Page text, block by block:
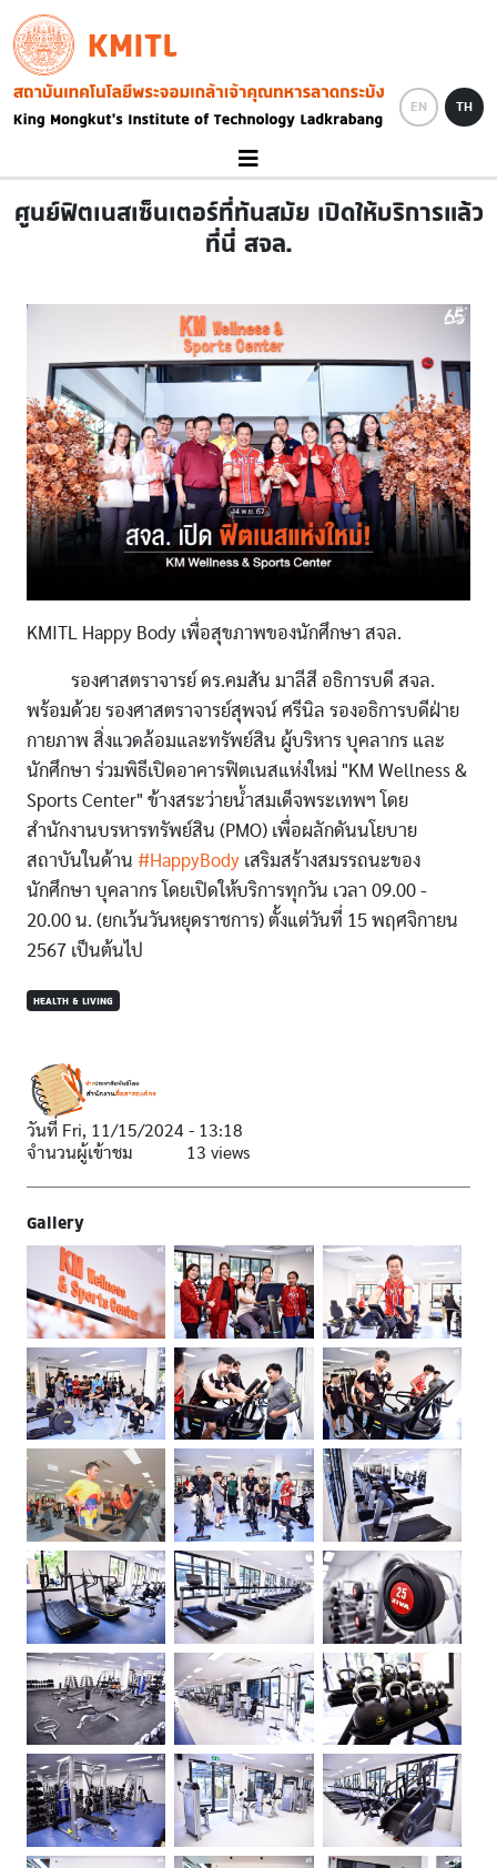
Skip to main content
KMITL
Image
EN TH
ศูนย์ฟิตเนสเซ็นเตอร์ที่ทันสมัย เปิดให้บริการแล้ว
ที่นี่ สจล.
KMITL Happy Body เพื่อสุขภาพของนักศึกษา สจล.
รองศาสตราจารย์ ดร.คมสัน มาลีสี อธิการบดี สจล.
พร้อมด้วย รองศาสตราจารย์สุพจน์ ศรีนิล รองอธิการบดีฝ่าย
กายภาพ สิ่งแวดล้อมและทรัพย์สิน ผู้บริหาร บุคลากร และ
นักศึกษา ร่วมพิธีเปิดอาคารฟิตเนสแห่งใหม่ "KM Wellness &
Sports Center" ข้างสระว่ายน้ำสมเด็จพระเทพฯ โดย
สำนักงานบรหารทรัพย์สิน (PMO) เพื่อผลักดันนโยบาย
สถาบันในด้าน #HappyBody เสริมสร้างสมรรถนะของ
นักศึกษา บุคลากร โดยเปิดให้บริการทุกวัน เวลา 09.00 -
20.00 น. (ยกเว้นวันหยุดราชการ) ตั้งแต่วันที่ 15 พฤศจิกายน
2567 เป็นต้นไป
HEALTH & LIVING
วันที่ Fri, 11/15/2024 - 13:18
จำนวนผู้เข้าชม
13 views
Gallery